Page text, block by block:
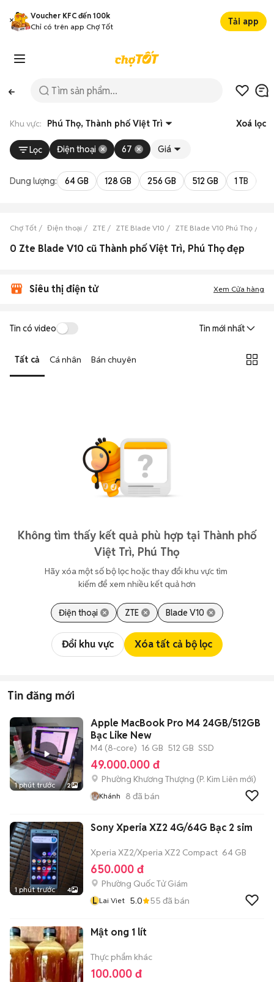
Voucher KFC đến 100k
Chỉ có trên app Chợ Tốt
Tải app
Khu vực: Phú Thọ, Thành phố Việt Trì Xoá lọc
Lọc Điện thoại 67 Giá
Dung lượng: 64 GB 128 GB 256 GB 512 GB 1 TB
Chợ Tốt Điện thoại ZTE ZTE Blade V10 ZTE Blade V10 Phú Thọ
0 Zte Blade V10 cũ Thành phố Việt Trì, Phú Thọ đẹp
Siêu thị điện tử Xem Cửa hàng
Tin có video Tin mới nhất
Tất cả Cá nhân Bán chuyên
Không tìm thấy kết quả phù hợp tại Thành phố
Việt Trì, Phú Thọ
Hãy xóa một số bộ lọc hoặc thay đổi khu vực tìm
kiếm để xem nhiều kết quả hơn
Điện thoại ZTE Blade V10
Đổi khu vực Xóa tất cả bộ lọc
Tin đăng mới
1 phút trước 2
Apple MacBook Pro M4 24GB/512GB
Bạc Like New
M4 (8-core) 16 GB 512 GB SSD
49.000.000 đ
Phường Khương Thượng (P. Kim Liên mới)
Khánh 8 đã bán
1 phút trước 4
Sony Xperia XZ2 4G/64G Bạc 2 sim
Xperia XZ2/Xperia XZ2 Compact 64 GB
650.000 đ
Phường Quốc Tử Giám
L Lai Viet 5.0 55 đã bán
Mật ong 1 lít
Thực phẩm khác
100.000 đ